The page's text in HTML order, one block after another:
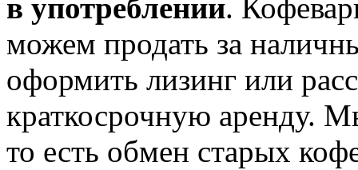
в употреблении.
можем продать за
оформить лизинг или
краткосрочную аренду.
то есть обмен старых